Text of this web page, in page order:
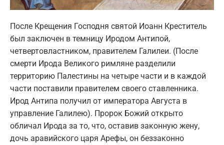
После Крещения Господня святой Иоанн Креститель
был заключен в темницу Иродом Антипой,
четвертовластником, правителем Галилеи. (После
смерти Ирода Великого римляне разделили
территорию Палестины на четыре части и в каждой
части поставили правителем своего ставленника.
Ирод Антипа получил от императора Августа в
управление Галилею). Пророк Божий открыто
обличал Ирода за то, что, оставив законную жену,
дочь аравийского царя Арефы, он беззаконно